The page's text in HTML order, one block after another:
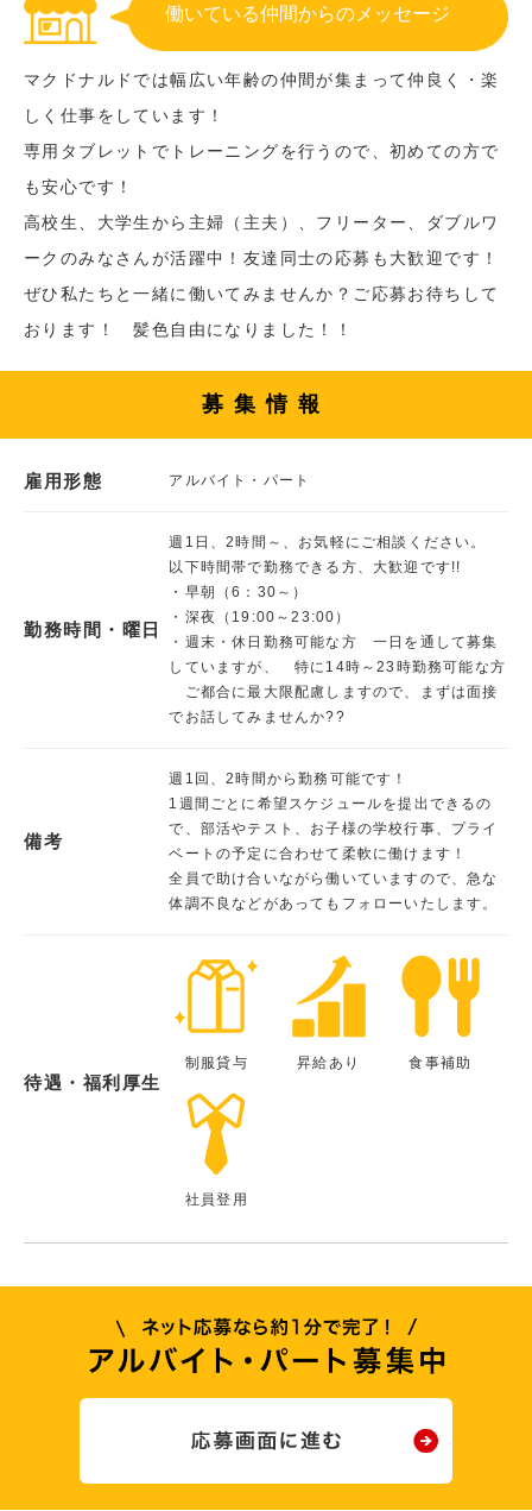
働いている仲間からのメッセージ
マクドナルドでは幅広い年齢の仲間が集まって仲良く・楽
しく仕事をしています！
専用タブレットでトレーニングを行うので、初めての方で
も安心です！
高校生、大学生から主婦（主夫）、フリーター、ダブルワ
ークのみなさんが活躍中！友達同士の応募も大歓迎です！
ぜひ私たちと一緒に働いてみませんか？ご応募お待ちして
おります！ 髪色自由になりました！！
募集情報
雇用形態 アルバイト・パート
勤務時間・曜日
週1日、2時間～、お気軽にご相談ください。
以下時間帯で勤務できる方、大歓迎です!!
・早朝（6：30～）
・深夜（19:00～23:00）
・週末・休日勤務可能な方 一日を通して募集
していますが、 特に14時～23時勤務可能な方
ご都合に最大限配慮しますので、まずは面接
でお話してみませんか??
備考
週1回、2時間から勤務可能です！
1週間ごとに希望スケジュールを提出できるの
で、部活やテスト、お子様の学校行事、プライ
ベートの予定に合わせて柔軟に働けます！
全員で助け合いながら働いていますので、急な
体調不良などがあってもフォローいたします。
待遇・福利厚生
制服貸与 昇給あり 食事補助
社員登用